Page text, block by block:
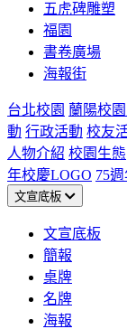
五虎碑雕塑
福園
書卷廣場
海報街
台北校園 蘭陽校
動 行政活動 校友
人物介紹 校園生態
年校慶LOGO 75
文宣底板
文宣底板
簡報
桌牌
名牌
海報